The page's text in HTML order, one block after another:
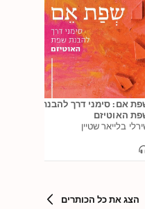
אם: סימני דרך להבנת
האוטיזם
בלייאר שטיין
הצג את כל הכותרים